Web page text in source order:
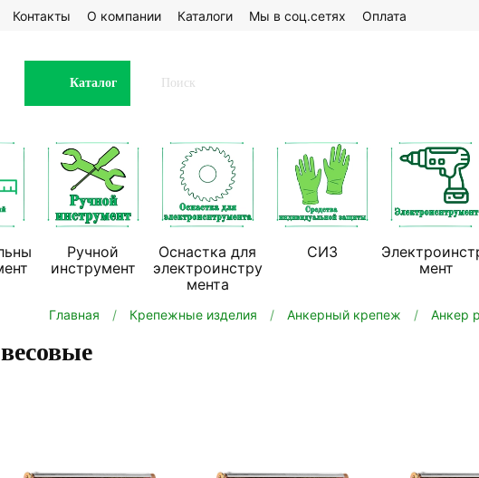
Контакты О компании Каталоги Мы в соц.сетях Оплата
Каталог
Ручной
инструмент
Оснастка для
электроинстру
мента
СИЗ
мент
Главная Крепежные изделия Анкерный крепеж Анкер